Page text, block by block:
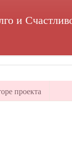
и
проекта